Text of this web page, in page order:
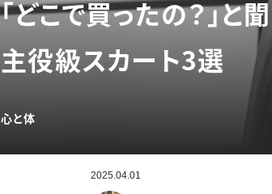
「どこで買ったの？」
主役級スカート3選
心と体
2025.04.01